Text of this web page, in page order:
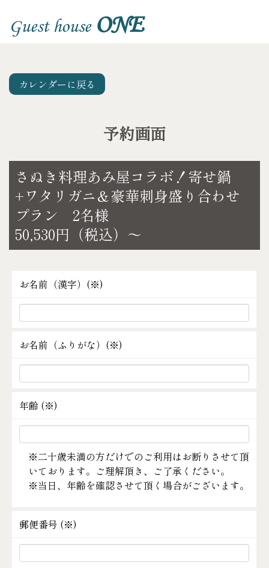
Guest house ONE
カレンダーに戻る
予約画面
さぬき料理あみ屋コラボ！寄せ鍋
+ワタリガニ＆豪華刺身盛り合わせ
プラン 2名様
50,530円（税込）～
お名前（漢字）(※)
お名前（ふりがな）(※)
年齢 (※)
※二十歳未満の方だけでのご利用はお断りさせて頂
いております。ご理解頂き、ご了承ください。
※当日、年齢を確認させて頂く場合がございます。
郵便番号 (※)